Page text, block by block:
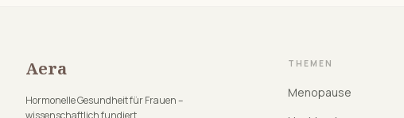
Aera
Hormonelle Gesundheit für Frauen –
wissenschaftlich fundiert.
THEMEN
Menopause